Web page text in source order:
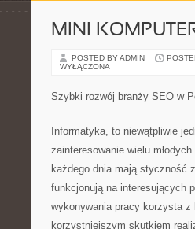
MINI
POSTED BY ADMIN
WYŁĄCZONA
Szybki rozwój branży SEO w
Informatyka, to niewątpliwie
zainteresowanie wielu
każdego dnia mają styczność
funkcjonują na interesujących
wykonywania pracy korzysta z
korzystniejszym skutkiem